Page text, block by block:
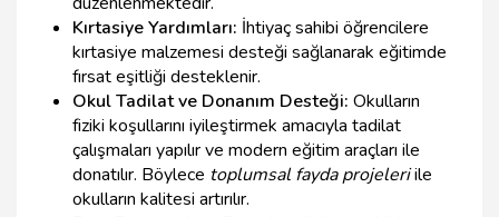
Kırtasiye Yardımları: İhtiyaç sahibi öğrencilere
kırtasiye malzemesi desteği sağlanarak eğitimde
fırsat eşitliği desteklenir.
Okul Tadilat ve Donanım Desteği: Okulların
fiziki koşullarını iyileştirmek amacıyla tadilat
çalışmaları yapılır ve modern eğitim araçları ile
donatılır. Böylece toplumsal fayda projeleriile
okulların kalitesi artırılır.